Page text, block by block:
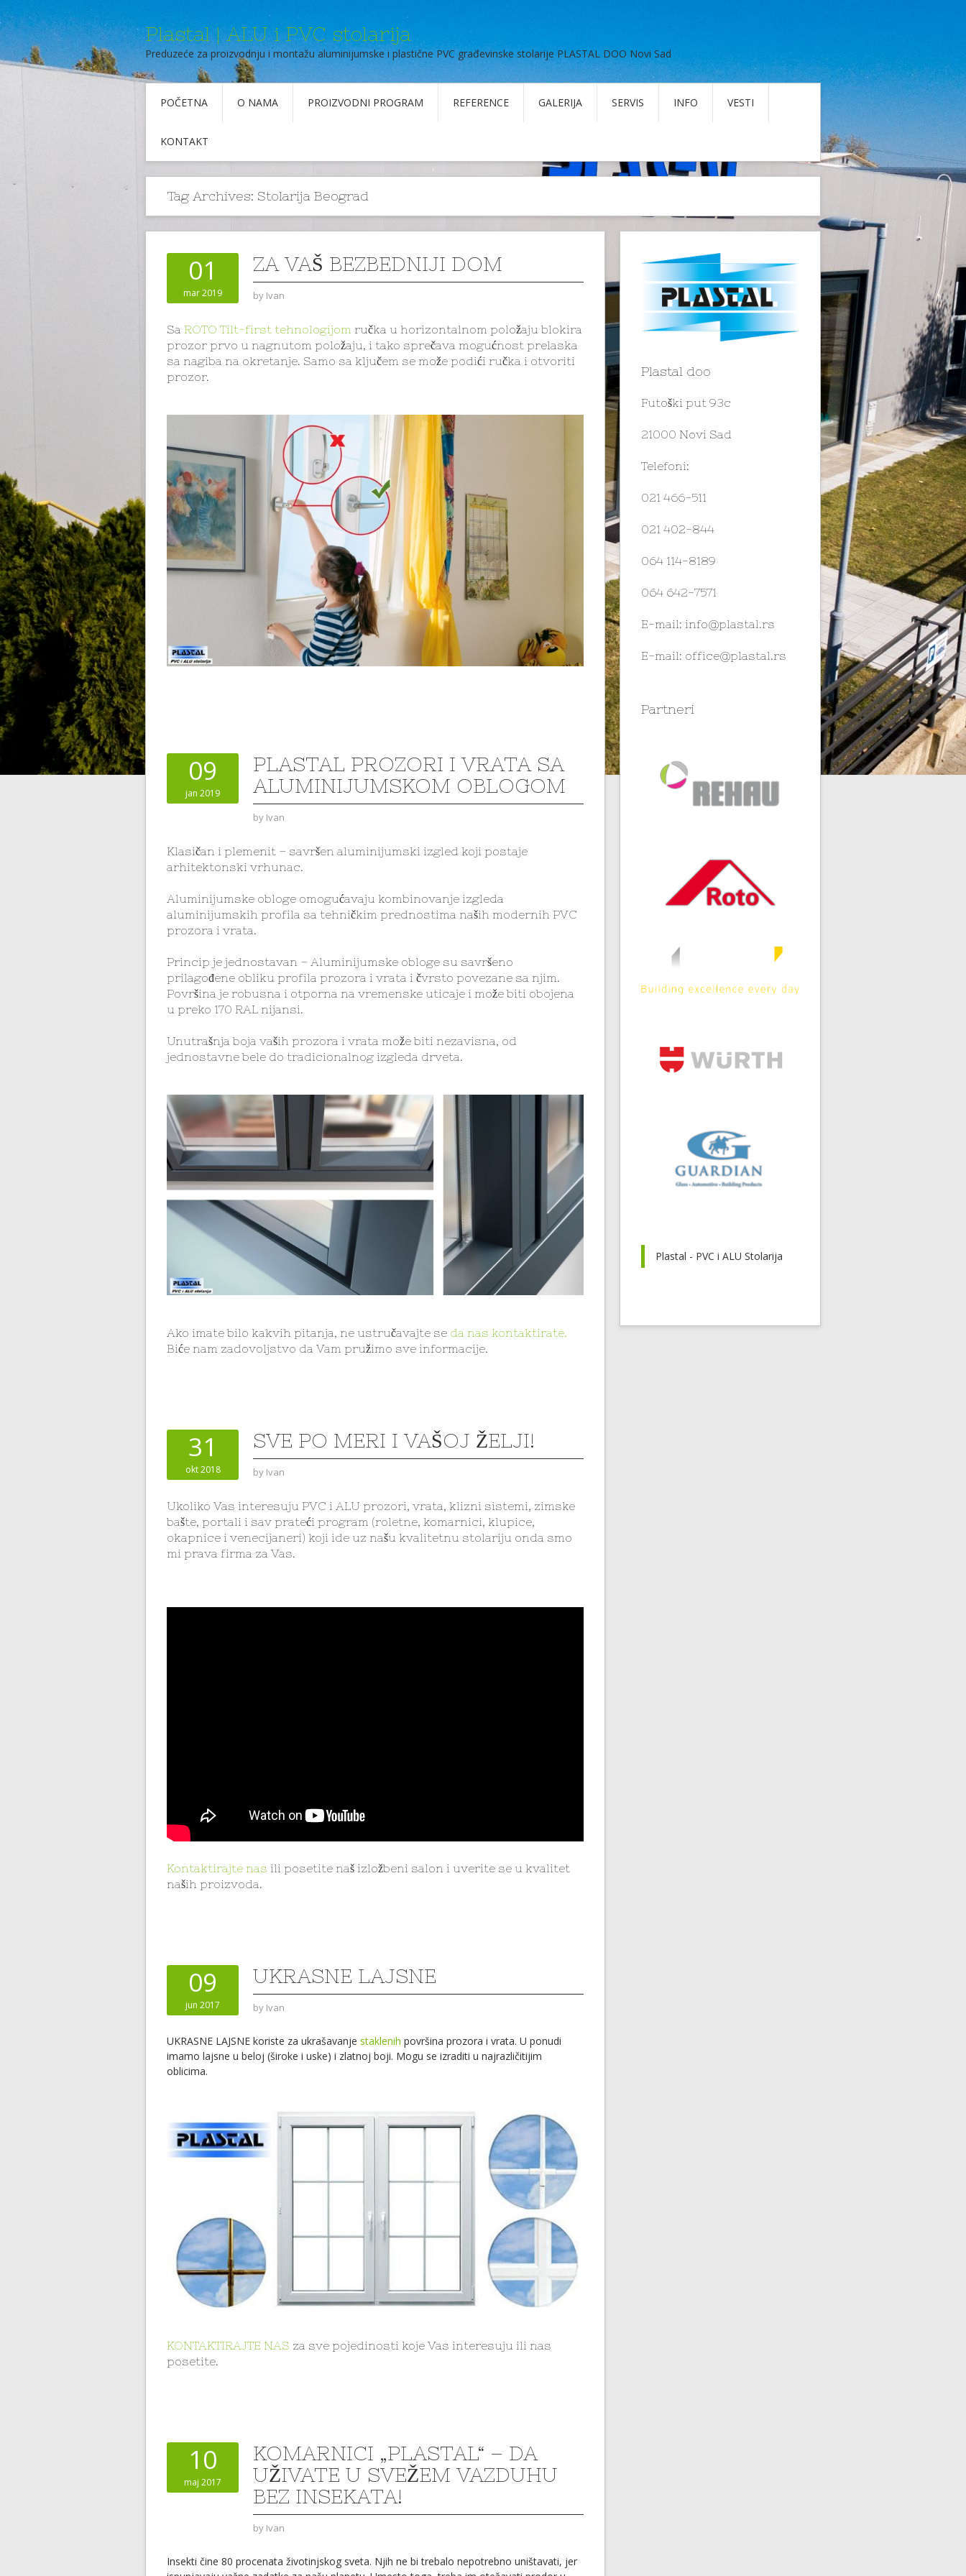
Plastal | ALU i PVC stolarija
Preduzeće za proizvodnju i montažu aluminijumske i plastične PVC građevinske stolarije PLASTAL DOO Novi Sad
POČETNA O NAMA PROIZVODNI PROGRAM REFERENCE GALERIJA SERVIS INFO VESTI
KONTAKT
Tag Archives: Stolarija Beograd
01
mar 2019
ZA VAŠ BEZBEDNIJI DOM
by Ivan
Sa ROTO Tilt-first tehnologijom ručka u horizontalnom položaju blokira
prozor prvo u nagnutom položaju, i tako sprečava mogućnost prelaska
sa nagiba na okretanje. Samo sa ključem se može podići ručka i otvoriti
prozor.
09
jan 2019
PLASTAL PROZORI I VRATA SA
ALUMINIJUMSKOM OBLOGOM
by Ivan
Klasičan i plemenit – savršen aluminijumski izgled koji postaje
arhitektonski vrhunac.
Aluminijumske obloge omogućavaju kombinovanje izgleda
aluminijumskih profila sa tehničkim prednostima naših modernih PVC
prozora i vrata.
Princip je jednostavan – Aluminijumske obloge su savršeno
prilagođene obliku profila prozora i vrata i čvrsto povezane sa njim.
Površina je robusna i otporna na vremenske uticaje i može biti obojena
u preko 170 RAL nijansi.
Unutrašnja boja vaših prozora i vrata može biti nezavisna, od
jednostavne bele do tradicionalnog izgleda drveta.
Ako imate bilo kakvih pitanja, ne ustručavajte se da nas kontaktirate.
Biće nam zadovoljstvo da Vam pružimo sve informacije.
31
okt 2018
SVE PO MERI I VAŠOJ ŽELJI!
by Ivan
Ukoliko Vas interesuju PVC i ALU prozori, vrata, klizni sistemi, zimske
bašte, portali i sav prateći program (roletne, komarnici, klupice,
okapnice i venecijaneri) koji ide uz našu kvalitetnu stolariju onda smo
mi prava firma za Vas.
Kontaktirajte nas ili posetite naš izložbeni salon i uverite se u kvalitet
naših proizvoda.
09
jun 2017
UKRASNE LAJSNE
by Ivan
UKRASNE LAJSNE koriste za ukrašavanje staklenih površina prozora i vrata. U ponudi
imamo lajsne u beloj (široke i uske) i zlatnoj boji. Mogu se izraditi u najrazličitijim
oblicima.
KONTAKTIRAJTE NAS za sve pojedinosti koje Vas interesuju ili nas
posetite.
10
maj 2017
KOMARNICI „PLASTAL“ – DA
UŽIVATE U SVEŽEM VAZDUHU
BEZ INSEKATA!
by Ivan
Insekti čine 80 procenata životinjskog sveta. Njih ne bi trebalo nepotrebno uništavati, jer
Plastal doo
Futoški put 93c
21000 Novi Sad
Telefoni:
021 466-511
021 402-844
064 114-8189
064 642-7571
E-mail: info@plastal.rs
E-mail: office@plastal.rs
Partneri
Plastal - PVC i ALU Stolarija